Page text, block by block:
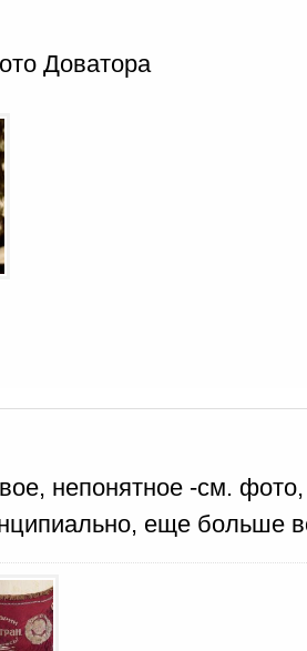
Доватора
непонятное -см.
еще больше